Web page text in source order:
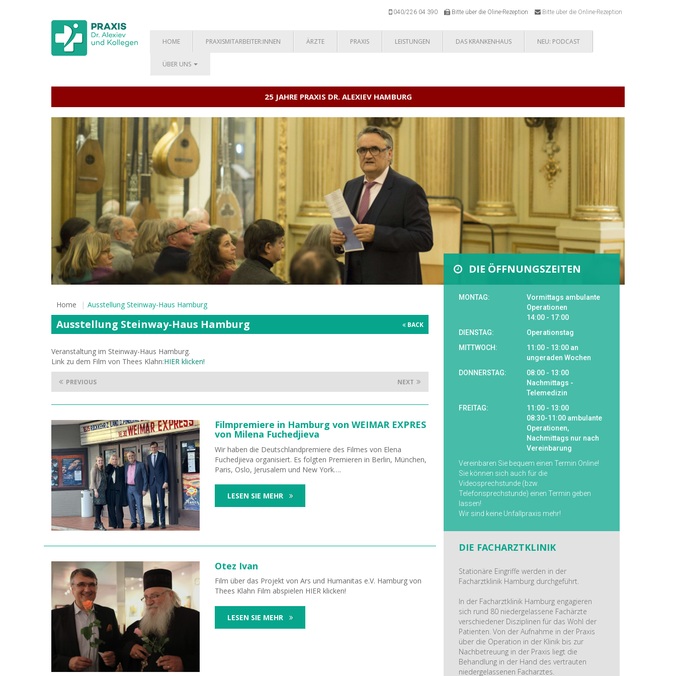
040/226 04 390 Bitte über die Oline-Rezeption Bitte über die Online-Rezeption
HOME PRAXISMITARBEITER:INNEN ÄRZTE PRAXIS LEISTUNGEN DAS KRANKENHAUS NEU: PODCAST
ÜBER UNS
25 JAHRE PRAXIS DR. ALEXIEV HAMBURG
DIE ÖFFNUNGSZEITEN
MONTAG:
Vormittags ambulante
Operationen
14:00 - 17:00
DIENSTAG:
Operationstag
MITTWOCH:
11:00 - 13:00 an
ungeraden Wochen
DONNERSTAG:
08:00 - 13:00
Nachmittags -
Telemedizin
FREITAG:
11:00 - 13:00
08:30-11:00 ambulante
Operationen,
Nachmittags nur nach
Vereinbarung
Vereinbaren Sie bequem einen Termin Online!
Sie können sich auch für die
Videosprechstunde (bzw.
Telefonsprechstunde) einen Termin geben
lassen!
Wir sind keine Unfallpraxis mehr!
DIE FACHARZTKLINIK
Stationäre Eingriffe werden in der
Facharztklinik Hamburg durchgeführt.
In der Facharztklinik Hamburg engagieren
sich rund 80 niedergelassene Fachärzte
verschiedener Disziplinen für das Wohl der
Patienten. Von der Aufnahme in der Praxis
über die Operation in der Klinik bis zur
Nachbetreuung in der Praxis liegt die
Behandlung in der Hand des vertrauten
niedergelassenen Facharztes.
Home Ausstellung Steinway-Haus Hamburg
Ausstellung Steinway-Haus Hamburg BACK
Veranstaltung im Steinway-Haus Hamburg.
Link zu dem Film von Thees Klahn:HIER klicken!
PREVIOUS NEXT
Filmpremiere in Hamburg von WEIMAR EXPRES
von Milena Fuchedjieva
Wir haben die Deutschlandpremiere des Filmes von Elena
Fuchedjieva organisiert. Es folgten Premieren in Berlin, München,
Paris, Oslo, Jerusalem und New York….
LESEN SIE MEHR
Otez Ivan
Film über das Projekt von Ars und Humanitas e.V. Hamburg von
Thees Klahn Film abspielen HIER klicken!
LESEN SIE MEHR